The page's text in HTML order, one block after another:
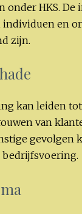
onder HKS. De
individuen en
zijn.
kan leiden
van
gevolgen
bedrijfsvoering.